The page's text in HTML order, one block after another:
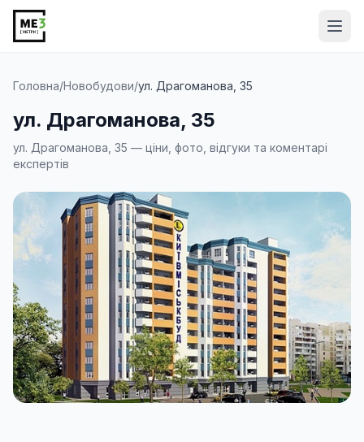
Головна/Новобудови/ул. Драгоманова, 35
ул. Драгоманова, 35
ул. Драгоманова, 35 — ціни, фото, відгуки та коментарі
експертів